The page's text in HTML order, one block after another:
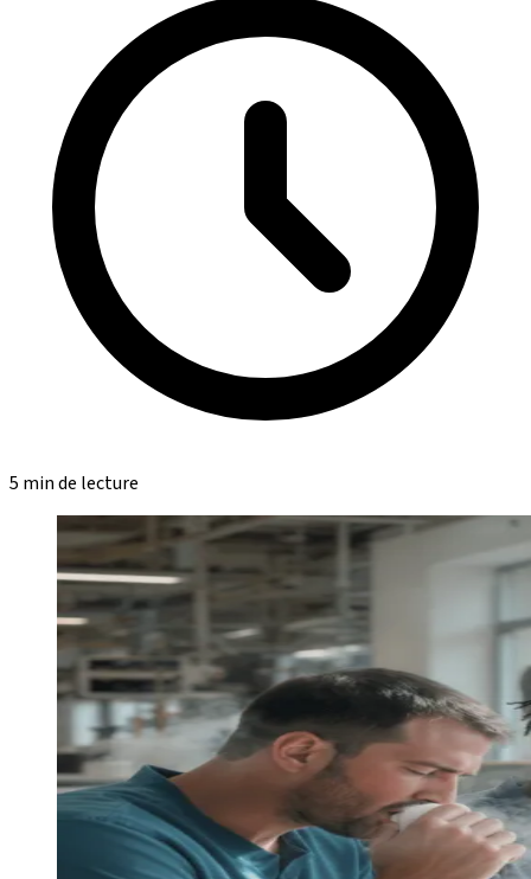
5 min de lecture